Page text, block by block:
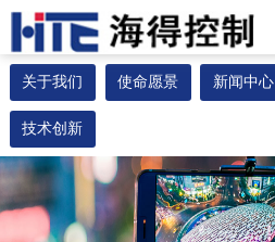
关于我们 使命愿景 新闻中心
技术创新